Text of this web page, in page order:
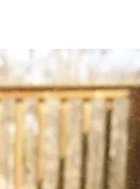
蓑羽鶴是全世界現有
長而娟秀的白色飾
閨秀鶴」的美名。我
的火山口，這一生最
擅長拍攝節慶